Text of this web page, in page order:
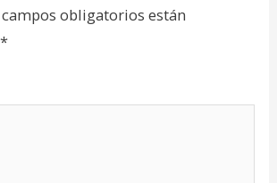
campos obligatorios están
*